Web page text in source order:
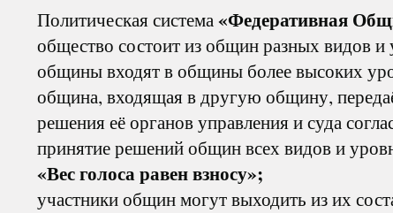
Политическая система«Федеративная
общество состоит из общин разных видов
общины входят в общины более высоких
община, входящая в другую общину,
решения её органов управления и суда
принятие решений общин всех видов и
«Вес голоса равен взносу»;
участники общин могут выходить из их